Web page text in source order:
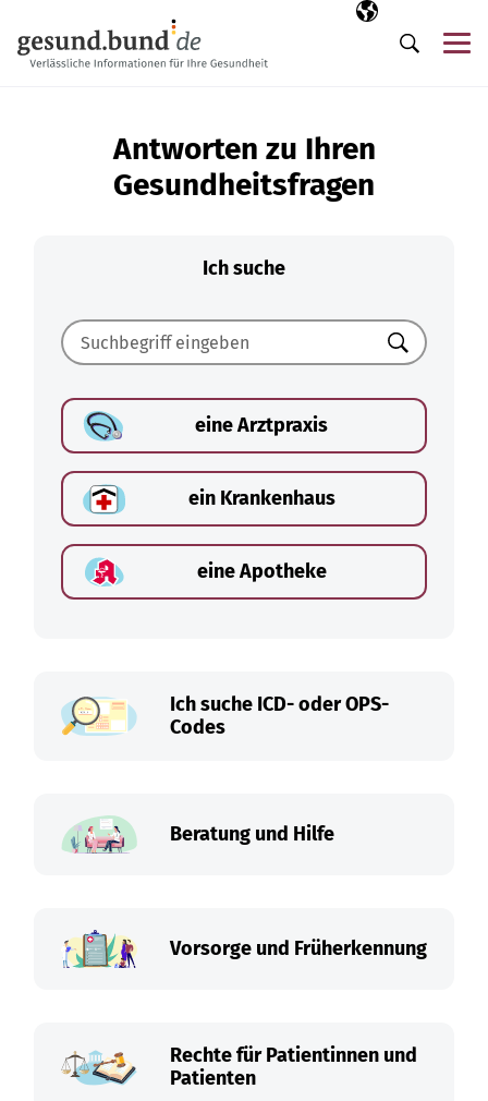
Ausgewählte
DE
Suche
Antworten zu Ihren
Gesundheitsfragen
Ich suche
Suchen
eine Arztpraxis
ein Krankenhaus
eine Apotheke
Ich suche ICD- oder OPS-
Codes
Beratung und Hilfe
Vorsorge und Früherkennung
Rechte für Patientinnen und
Patienten